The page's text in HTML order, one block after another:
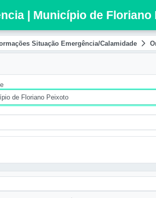
| Município de Floriano
Situação Emergência/Calamidade
de Floriano Peixoto